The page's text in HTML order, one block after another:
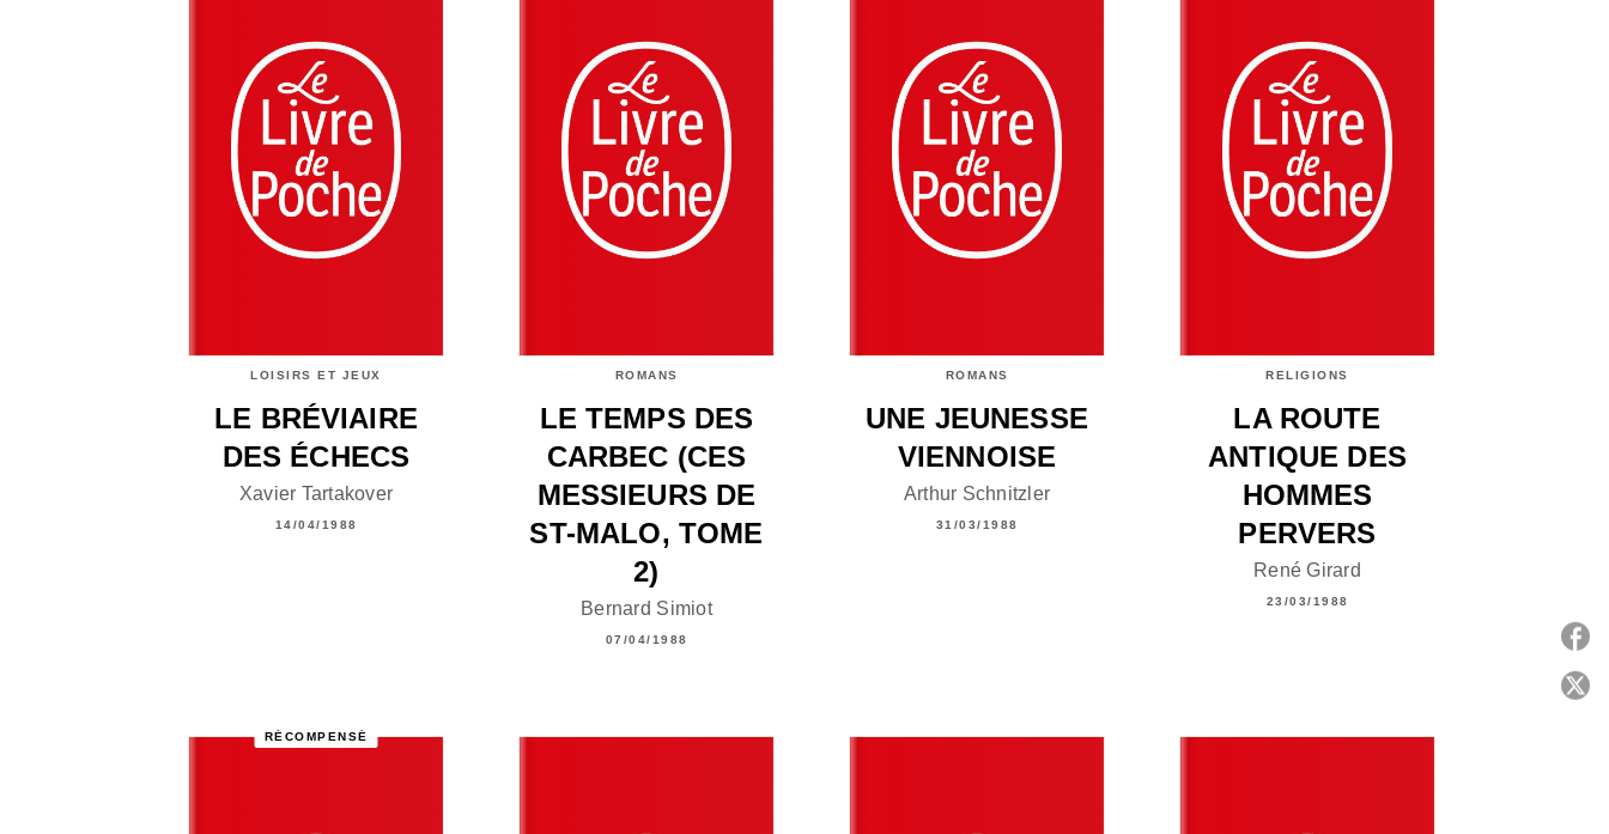
LOISIRS ET JEUX
LE BRÉVIAIRE
DES ÉCHECS
Xavier Tartakover
14/04/1988
ROMANS
LE TEMPS DES
CARBEC (CES
MESSIEURS DE
ST-MALO, TOME
2)
Bernard Simiot
07/04/1988
ROMANS
UNE JEUNESSE
VIENNOISE
Arthur Schnitzler
31/03/1988
RELIGIONS
LA ROUTE
ANTIQUE DES
HOMMES
PERVERS
René Girard
23/03/1988
RÉCOMPENSÉ